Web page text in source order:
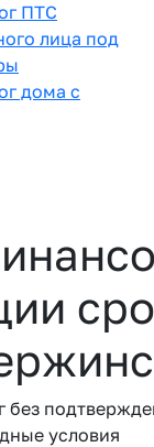
ПТС
лица под
дома с
без
условия